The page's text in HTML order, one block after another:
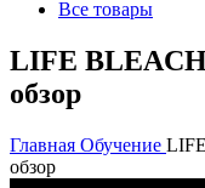
Все товары
LIFE
обзор
Главная Обучение
обзор